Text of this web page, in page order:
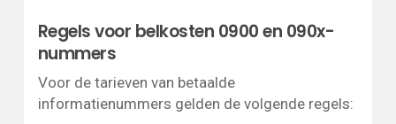
Regels voor belkosten 0900 en 090x-
nummers
Voor de tarieven van betaalde
informatienummers gelden de volgende regels: